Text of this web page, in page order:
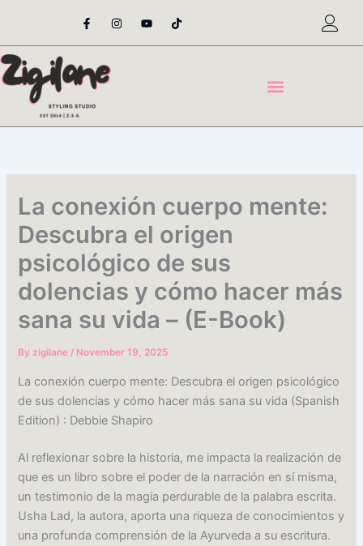
content
F
a
e
o
o
-
I
n
t
Y
o
t
T
i
t
La conexión cuerpo mente:
Descubra el origen
psicológico de sus
dolencias y cómo hacer más
sana su vida – (E-Book)
Byzigilane/ November 19, 2025
La conexión cuerpo mente: Descubra el origen psicológico
de sus dolencias y cómo hacer más sana su vida (Spanish
Edition) : Debbie Shapiro
Al reflexionar sobre la historia, me impacta la realización de
que es un libro sobre el poder de la narración en sí misma,
un testimonio de la magia perdurable de la palabra escrita.
Usha Lad, la autora, aporta una riqueza de conocimientos y
una profunda comprensión de la Ayurveda a su escritura.